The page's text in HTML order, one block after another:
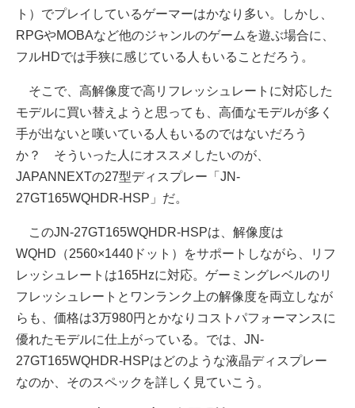
ト）でプレイしているゲーマーはかなり多い。しかし、
RPGやMOBAなど他のジャンルのゲームを遊ぶ場合に、
フルHDでは手狭に感じている人もいることだろう。
そこで、高解像度で高リフレッシュレートに対応した
モデルに買い替えようと思っても、高価なモデルが多く
手が出ないと嘆いている人もいるのではないだろう
か？ そういった人にオススメしたいのが、
JAPANNEXTの27型ディスプレー「JN-
27GT165WQHDR-HSP」だ。
このJN-27GT165WQHDR-HSPは、解像度は
WQHD（2560×1440ドット）をサポートしながら、リフ
レッシュレートは165Hzに対応。ゲーミングレベルのリ
フレッシュレートとワンランク上の解像度を両立しなが
らも、価格は3万980円とかなりコストパフォーマンスに
優れたモデルに仕上がっている。では、JN-
27GT165WQHDR-HSPはどのような液晶ディスプレー
なのか、そのスペックを詳しく見ていこう。